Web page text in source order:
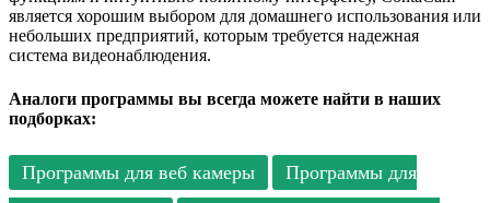
является хорошим выбором для домашнего использования или
небольших предприятий, которым требуется надежная
система видеонаблюдения.
Аналоги программы вы всегда можете найти в наших
подборках:
Программы для веб камеры
Программы для